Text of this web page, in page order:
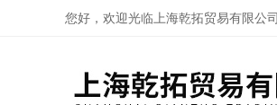
您好，欢迎光临上海乾拓贸易有限公司